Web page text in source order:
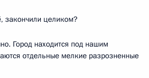
закончили целиком?
Город находится под нашим
отдельные мелкие разрозненные